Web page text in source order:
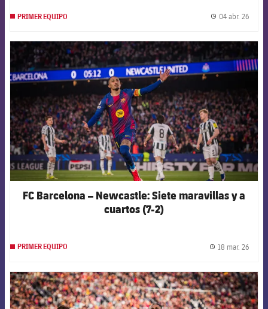
PRIMER EQUIPO 04 abr. 26
FCB Barcelona badge
FC Barcelona – Newcastle: Siete maravillas y a
cuartos (7-2)
PRIMER EQUIPO 18 mar. 26
FCB Barcelona badge